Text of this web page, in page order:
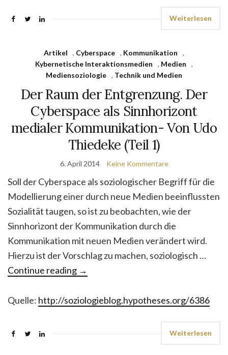
Weiterlesen
Artikel , Cyberspace , Kommunikation
,
Kybernetische Interaktionsmedien
, Medien
,
Mediensoziologie , Technik und Medien
Der Raum der Entgrenzung. Der
Cyberspace als Sinnhorizont
medialer Kommunikation- Von Udo
Thiedeke (Teil 1)
6. April 2014 Keine Kommentare
Soll der Cyberspace als soziologischer Begriff für die
Modellierung einer durch neue Medien beeinflussten
Sozialität taugen, so ist zu beobachten, wie der
Sinnhorizont der Kommunikation durch die
Kommunikation mit neuen Medien verändert wird.
Hierzu ist der Vorschlag zu machen, soziologisch …
Continue reading →
Quelle: http://soziologieblog.hypotheses.org/6386
Weiterlesen